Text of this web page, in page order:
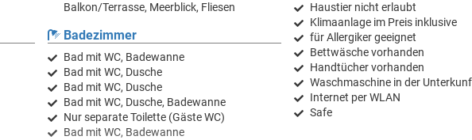
Balkon/Terrasse, Meerblick, Fliesen
Badezimmer
Bad mit WC, Badewanne
Bad mit WC, Dusche
Bad mit WC, Dusche
Bad mit WC, Dusche, Badewanne
Nur separate Toilette (Gäste WC)
Bad mit WC, Badewanne
Haustier nicht erlaubt
Klimaanlage im Preis inklusive
für Allergiker geeignet
Bettwäsche vorhanden
Handtücher vorhanden
Waschmaschine in der
Internet per WLAN
Safe